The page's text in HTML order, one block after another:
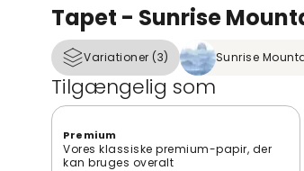
Tapet - Sunrise
Variationer (3) Sunrise
Tilgængelig som
Premium
Vores klassiske premium-papir, der
kan bruges overalt